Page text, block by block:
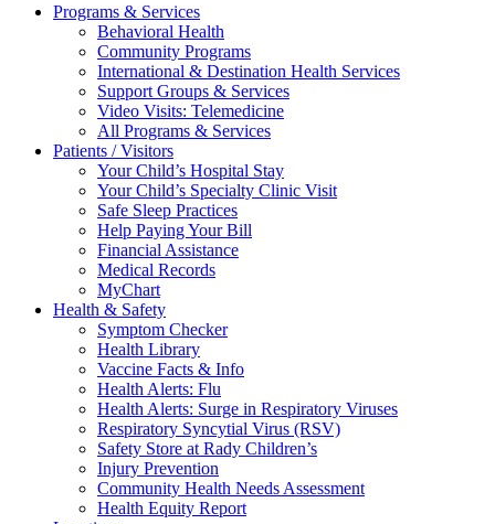
Programs & Services
Behavioral Health
Community Programs
International & Destination Health Services
Support Groups & Services
Video Visits: Telemedicine
All Programs & Services
Patients / Visitors
Your Child’s Hospital Stay
Your Child’s Specialty Clinic Visit
Safe Sleep Practices
Help Paying Your Bill
Financial Assistance
Medical Records
MyChart
Health & Safety
Symptom Checker
Health Library
Vaccine Facts & Info
Health Alerts: Flu
Health Alerts: Surge in Respiratory Viruses
Respiratory Syncytial Virus (RSV)
Safety Store at Rady Children’s
Injury Prevention
Community Health Needs Assessment
Health Equity Report